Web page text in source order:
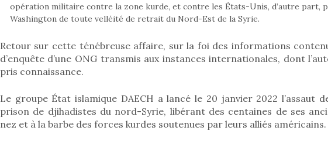
opération militaire contre la zone kurde, et contre les États-Unis, d’autre part,
Washington de toute velléité de retrait du Nord-Est de la Syrie.
Retour sur cette ténébreuse affaire, sur la foi des informations
d’enquête d’une ONG transmis aux instances internationales, dont
pris connaissance.
Le groupe État islamique DAECH a lancé le 20 janvier 2022 l’assaut
prison de djihadistes du nord-Syrie, libérant des centaines de ses
nez et à la barbe des forces kurdes soutenues par leurs alliés américains.